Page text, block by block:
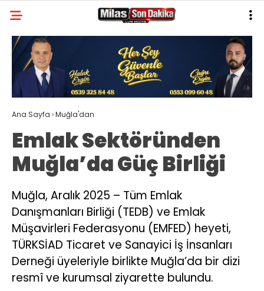
30.6
GALERİ YAZARLAR
MILAS
MUĞLA’DAN
ASAYIŞ
GÜNDEM
EKONOMI
SPOR
VEFAT
GENEL
İLETIŞIM
Ana Sayfa ›Muğla'dan
Emlak Sektöründen
Muğla’da Güç Birliği
Muğla, Aralık 2025 – Tüm Emlak
Danışmanları Birliği (TEDB) ve Emlak
Müşavirleri Federasyonu (EMFED) heyeti,
TÜRKSİAD Ticaret ve Sanayici İş İnsanları
Derneği üyeleriyle birlikte Muğla’da bir dizi
resmî ve kurumsal ziyarette bulundu.